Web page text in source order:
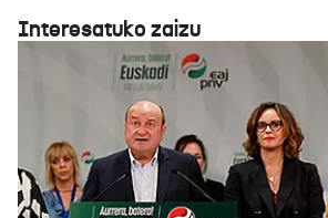
Interesatuko zaizu